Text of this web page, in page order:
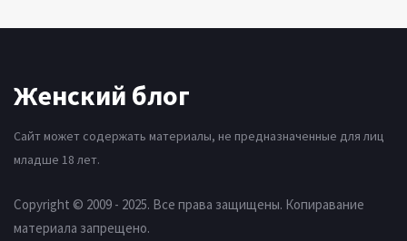
Женский блог
Сайт может содержать материалы, не предназначенные для лиц
младше 18 лет.
Copyright © 2009 - 2025. Все права защищены. Копиравание
материала запрещено.